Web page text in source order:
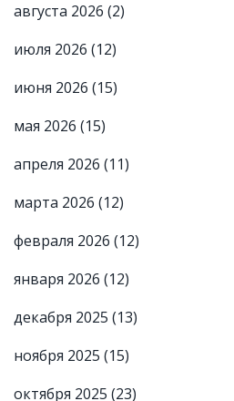
августа 2026 (2)
июля 2026 (12)
июня 2026 (15)
мая 2026 (15)
апреля 2026 (11)
марта 2026 (12)
февраля 2026 (12)
января 2026 (12)
декабря 2025 (13)
ноября 2025 (15)
октября 2025 (23)